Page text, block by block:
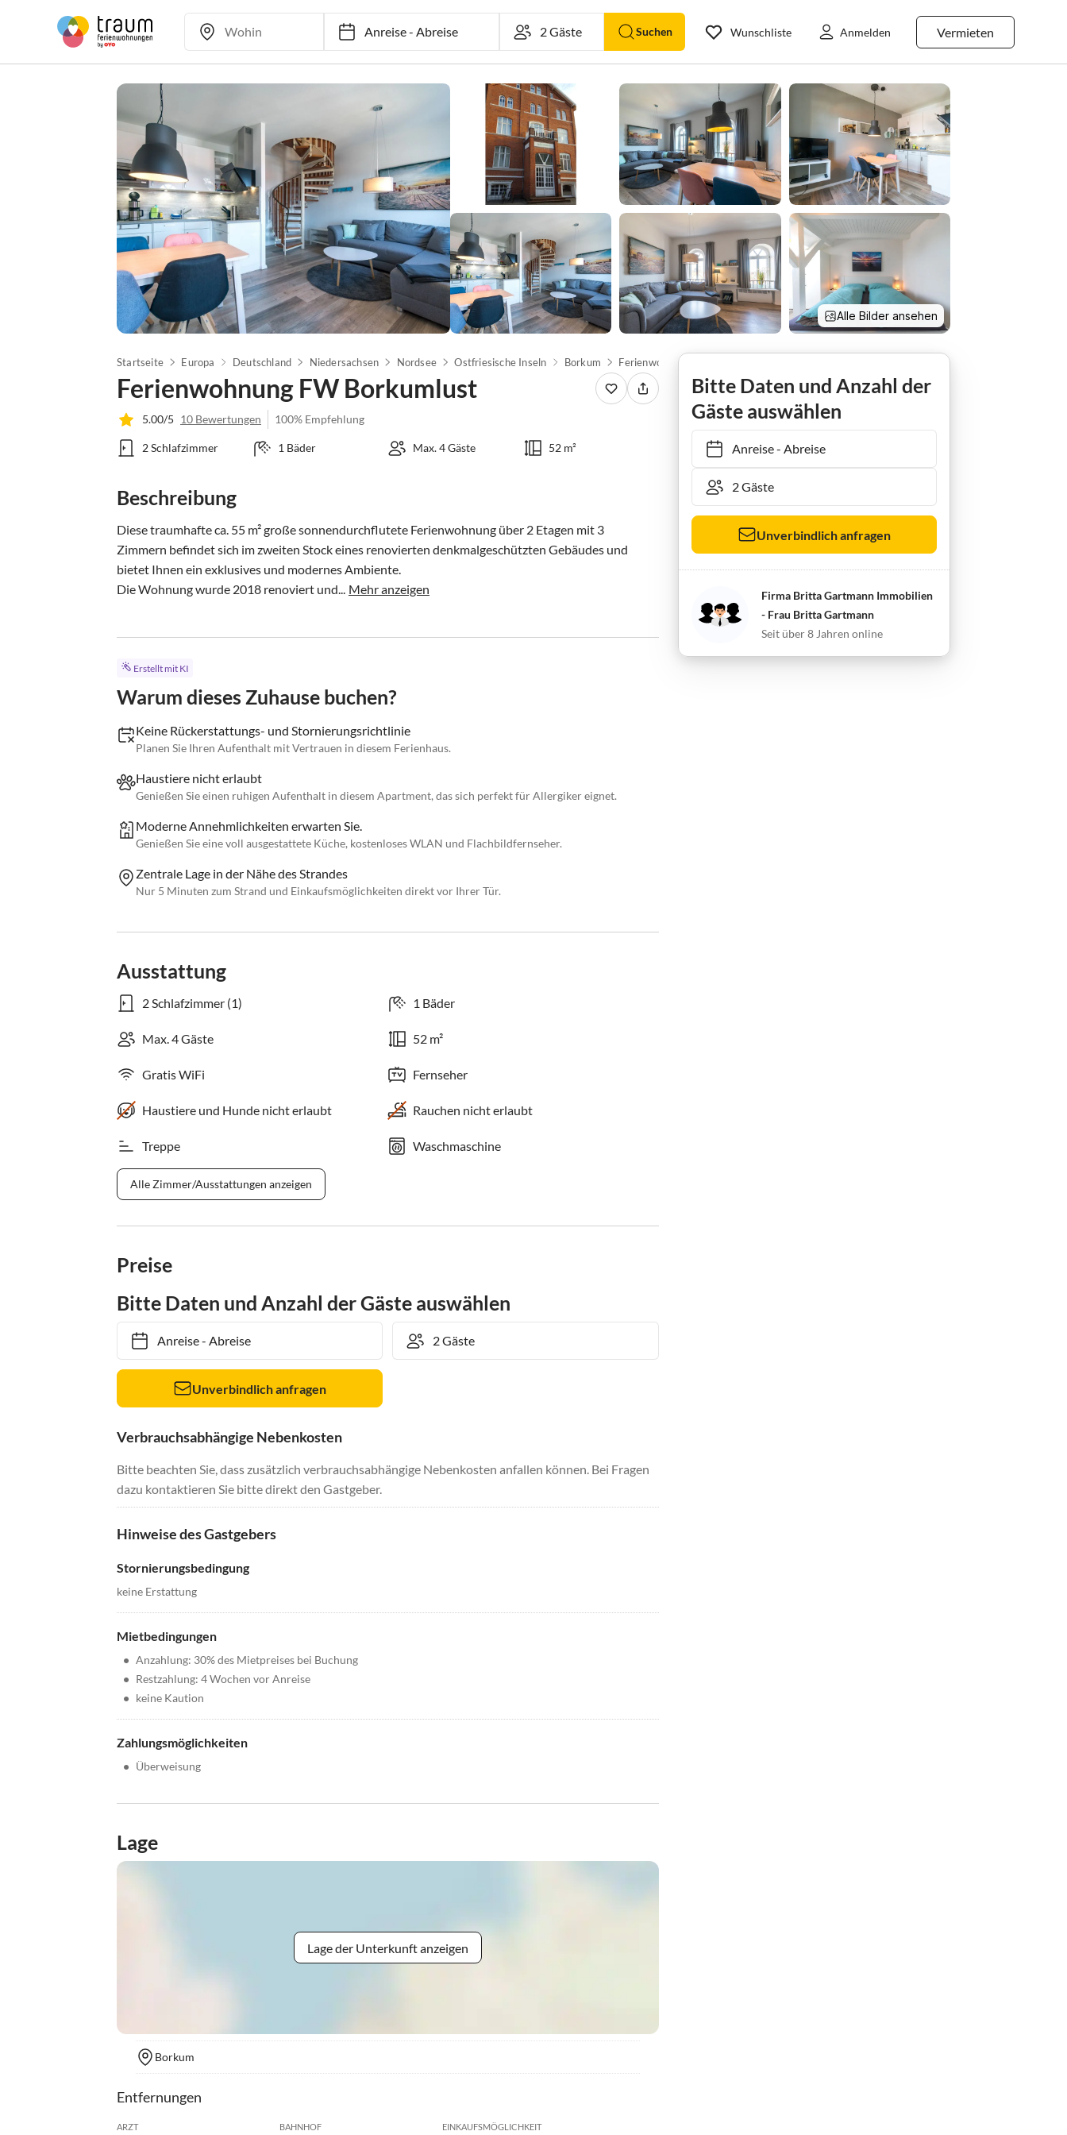
Anreise-Abreise Suchen Vermieten
Wunschliste Anmelden
Alle Bilder ansehen
Startseite Europa Deutschland Niedersachsen Nordsee Ostfriesische Inseln Borkum Ferienwohnung FW Borkumlust
Ferienwohnung FW Borkumlust
5.00/5 10 Bewertungen 100% Empfehlung
2 Schlafzimmer 1 Bäder Max. 4 Gäste 52 m²
Beschreibung
Diese traumhafte ca. 55 m² große sonnendurchflutete Ferienwohnung über 2 Etagen mit 3
Zimmern befindet sich im zweiten Stock eines renovierten denkmalgeschützten Gebäudes und
bietet Ihnen ein exklusives und modernes Ambiente.
Die Wohnung wurde 2018 renoviert und... Mehr anzeigen
Erstellt mit KI
Warum dieses Zuhause buchen?
Keine Rückerstattungs- und Stornierungsrichtlinie
Planen Sie Ihren Aufenthalt mit Vertrauen in diesem Ferienhaus.
Haustiere nicht erlaubt
Genießen Sie einen ruhigen Aufenthalt in diesem Apartment, das sich perfekt für Allergiker eignet.
Moderne Annehmlichkeiten erwarten Sie.
Genießen Sie eine voll ausgestattete Küche, kostenloses WLAN und Flachbildfernseher.
Zentrale Lage in der Nähe des Strandes
Nur 5 Minuten zum Strand und Einkaufsmöglichkeiten direkt vor Ihrer Tür.
Ausstattung
2 Schlafzimmer (1) 1 Bäder
Max. 4 Gäste 52 m²
Gratis WiFi Fernseher
Haustiere und Hunde nicht erlaubt Rauchen nicht erlaubt
Treppe Waschmaschine
Alle Zimmer/Ausstattungen anzeigen
Preise
Bitte Daten und Anzahl der Gäste auswählen
Anreise- Abreise
Unverbindlich anfragen
Verbrauchsabhängige Nebenkosten
Bitte beachten Sie, dass zusätzlich verbrauchsabhängige Nebenkosten anfallen können. Bei Fragen
dazu kontaktieren Sie bitte direkt den Gastgeber.
Hinweise des Gastgebers
Stornierungsbedingung
keine Erstattung
Mietbedingungen
• Anzahlung: 30% des Mietpreises bei Buchung
• Restzahlung: 4 Wochen vor Anreise
• keine Kaution
Zahlungsmöglichkeiten
• Überweisung
Lage
Lage der Unterkunft anzeigen
Borkum
Entfernungen
ARZT BAHNHOF EINKAUFSMÖGLICHKEIT
Bitte Daten und Anzahl der
Gäste auswählen
Anreise- Abreise
Unverbindlich anfragen
Firma Britta Gartmann Immobilien
- Frau Britta Gartmann
Seit über 8 Jahren online